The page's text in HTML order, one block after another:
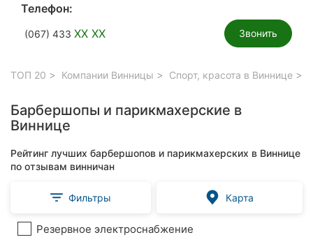
Телефон:
(067) 433 XX XX Звонить
ТОП 20 Компании Винницы Спорт, красота в Виннице
Барбершопы и парикмахерские в
Виннице
Рейтинг лучших барбершопов и парикмахерских в Виннице
по отзывам винничан
Фильтры Карта
Резервное электроснабжение